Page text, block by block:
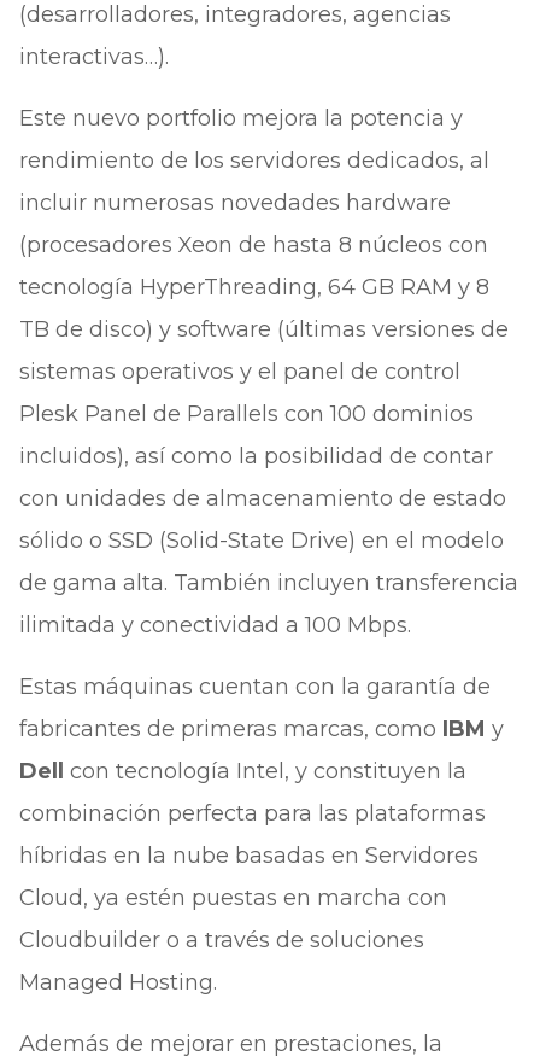
(desarrolladores, integradores, agencias
interactivas…).
Este nuevo portfolio mejora la potencia y
rendimiento de los servidores dedicados, al
incluir numerosas novedades hardware
(procesadores Xeon de hasta 8 núcleos con
tecnología HyperThreading, 64 GB RAM y 8
TB de disco) y software (últimas versiones de
sistemas operativos y el panel de control
Plesk Panel de Parallels con 100 dominios
incluidos), así como la posibilidad de contar
con unidades de almacenamiento de estado
sólido o SSD (Solid-State Drive) en el modelo
de gama alta. También incluyen transferencia
ilimitada y conectividad a 100 Mbps.
Estas máquinas cuentan con la garantía de
fabricantes de primeras marcas, como IBM y
Dell
con tecnología Intel, y constituyen la
combinación perfecta para las plataformas
híbridas en la nube basadas en Servidores
Cloud, ya estén puestas en marcha con
Cloudbuilder o a través de soluciones
Managed Hosting.
Además de mejorar en prestaciones, la